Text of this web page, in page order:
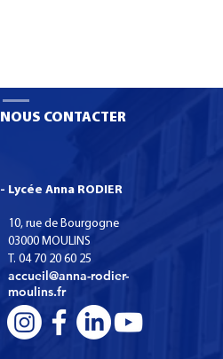
NOUS CONTACTER
- Lycée Anna RODIER
10, rue de Bourgogne
03000 MOULINS
T. 04 70 20 60 25
accueil@anna-rodier-
moulins.fr